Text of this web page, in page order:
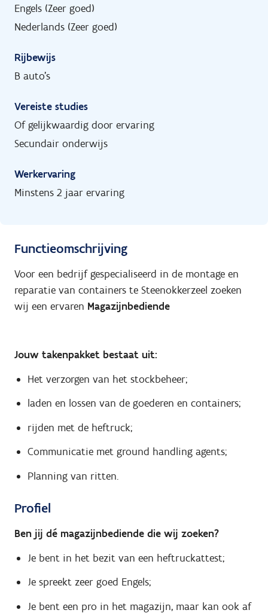
Engels (Zeer goed)
Nederlands (Zeer goed)
Rijbewijs
B auto's
Vereiste studies
Of gelijkwaardig door ervaring
Secundair onderwijs
Werkervaring
Minstens 2 jaar ervaring
Functieomschrijving
Voor een bedrijf gespecialiseerd in de montage en
reparatie van containers te Steenokkerzeel zoeken
wij een ervaren Magazijnbediende
Jouw takenpakket bestaat uit:
Het verzorgen van het stockbeheer;
laden en lossen van de goederen en containers;
rijden met de heftruck;
Communicatie met ground handling agents;
Planning van ritten.
Profiel
Ben jij dé magazijnbediende die wij zoeken?
Je bent in het bezit van een heftruckattest;
Je spreekt zeer goed Engels;
Je bent een pro in het magazijn, maar kan ook af